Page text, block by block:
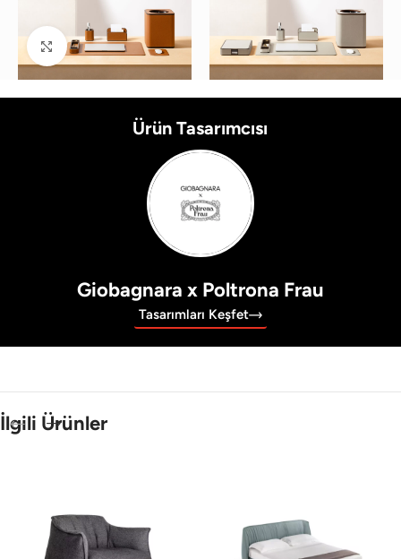
Büyütmek için tıklayın
Ürün Tasarımcısı
Giobagnara x Poltrona Frau
Tasarımları Keşfet
İlgili Ürünler